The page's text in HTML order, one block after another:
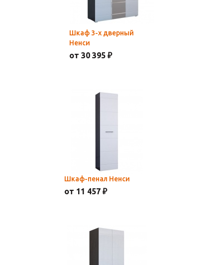
Шкаф 3-х дверный
Ненси
от 30 395 ₽
Шкаф-пенал Ненси
от 11 457 ₽